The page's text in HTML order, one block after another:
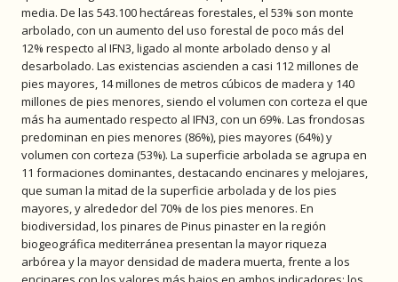
media. De las 543.100 hectáreas forestales, el 53% son monte
arbolado, con un aumento del uso forestal de poco más del
12% respecto al IFN3, ligado al monte arbolado denso y al
desarbolado. Las existencias ascienden a casi 112 millones de
pies mayores, 14 millones de metros cúbicos de madera y 140
millones de pies menores, siendo el volumen con corteza el que
más ha aumentado respecto al IFN3, con un 69%. Las frondosas
predominan en pies menores (86%), pies mayores (64%) y
volumen con corteza (53%). La superficie arbolada se agrupa en
11 formaciones dominantes, destacando encinares y melojares,
que suman la mitad de la superficie arbolada y de los pies
mayores, y alrededor del 70% de los pies menores. En
biodiversidad, los pinares de Pinus pinaster en la región
biogeográfica mediterránea presentan la mayor riqueza
arbórea y la mayor densidad de madera muerta, frente a los